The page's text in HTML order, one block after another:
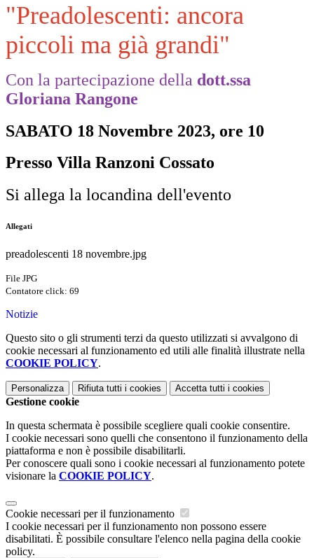
"Preadolescenti: ancora
piccoli ma già grandi"
Con la partecipazione della dott.ssa
Gloriana Rangone
SABATO 18 Novembre 2023, ore 10
Presso Villa Ranzoni Cossato
Si allega la locandina dell'evento
Allegati
preadolescenti 18 novembre.jpg
File JPG
Contatore click: 69
Notizie
Questo sito o gli strumenti terzi da questo utilizzati si avvalgono di
cookie necessari al funzionamento ed utili alle finalità illustrate nella
COOKIE POLICY.
Personalizza Rifiuta tutti i cookies Accetta tutti i cookies
Gestione cookie
In questa schermata è possibile scegliere quali cookie consentire.
I cookie necessari sono quelli che consentono il funzionamento della
piattaforma e non è possibile disabilitarli.
Per conoscere quali sono i cookie necessari al funzionamento potete
visionare la COOKIE POLICY.
Cookie necessari per il funzionamento
I cookie necessari per il funzionamento non possono essere
disabilitati. È possibile consultare l'elenco nella pagina della cookie
policy.